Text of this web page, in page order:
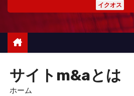
イクオス
サイトm&aとは
ホーム